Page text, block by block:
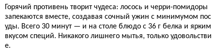
Горячий противень творит чудеса: лосось и черри-помидоры
запекаются вместе, создавая сочный ужин с минимумом пос
уды. Всего 30 минут — и на столе блюдо с 36 г белка и ярким
вкусом специй. Никакого лишнего мытья, только удовольстви
е.